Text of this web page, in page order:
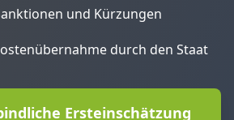
und Kürzungen
durch den Staat
Ersteinschätzung